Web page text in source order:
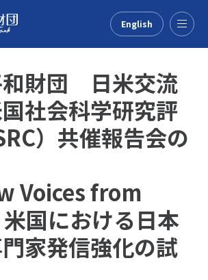
English
和財団 日米交流
社会科学研究評
）共催報告会の
Voices from
国における日本
家発信強化の試